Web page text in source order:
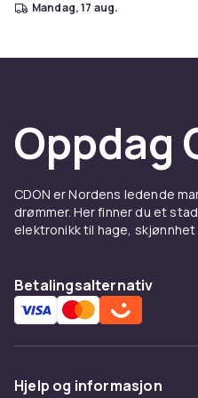
mandag, 17 aug.
Oppdag
CDON er Nordens ledende
drømmer. Her finner du et
elektronikk til hage,
Betalingsalternativ
Hjelp og informasjon